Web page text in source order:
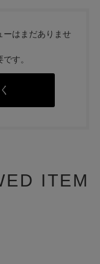
ーはまだありませ
す。
ITEM